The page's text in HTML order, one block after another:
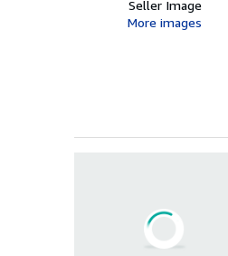
Seller Image
More images